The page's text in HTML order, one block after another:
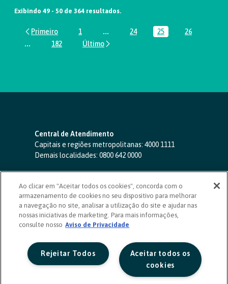
Exibindo 49 - 50 de 364 resultados.
Página
1 ...Páginas intermediárias Usar ABA
Página
24 Página
25 Página
26
...Páginas intermediárias Usar ABA para navegar.
Página
182
Central de Atendimento
Capitais e regiões metropolitanas: 4000 1111
Demais localidades: 0800 642 0000
SAC 24 horas-0800 724 4420
Ouvidoria
0800 725 0996
(de segunda a sexta, das 8h às 20h)
ouvidoriasicoob.com.br
Deficientes auditivos ou de fala
Ao clicar em "Aceitar todos os cookies", concorda com o
armazenamento de cookies no seu dispositivo para melhorar
a navegação no site, analisar a utilização do site e ajudar nas
nossas iniciativas de marketing. Para mais informações,
consulte nosso Aviso de Privacidade
Aceitar todos os
cookies
Rejeitar Todos